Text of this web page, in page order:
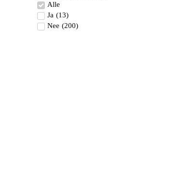
Alle
Ja (13)
Nee (200)